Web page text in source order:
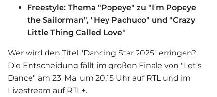
Freestyle: Thema "Popeye" zu "I’m Popeye
the Sailorman", "Hey Pachuco" und "Crazy
Little Thing Called Love"
Wer wird den Titel "Dancing Star 2025" erringen?
Die Entscheidung fällt im großen Finale von "Let's
Dance" am 23. Mai um 20.15 Uhr auf RTL und im
Livestream auf RTL+.